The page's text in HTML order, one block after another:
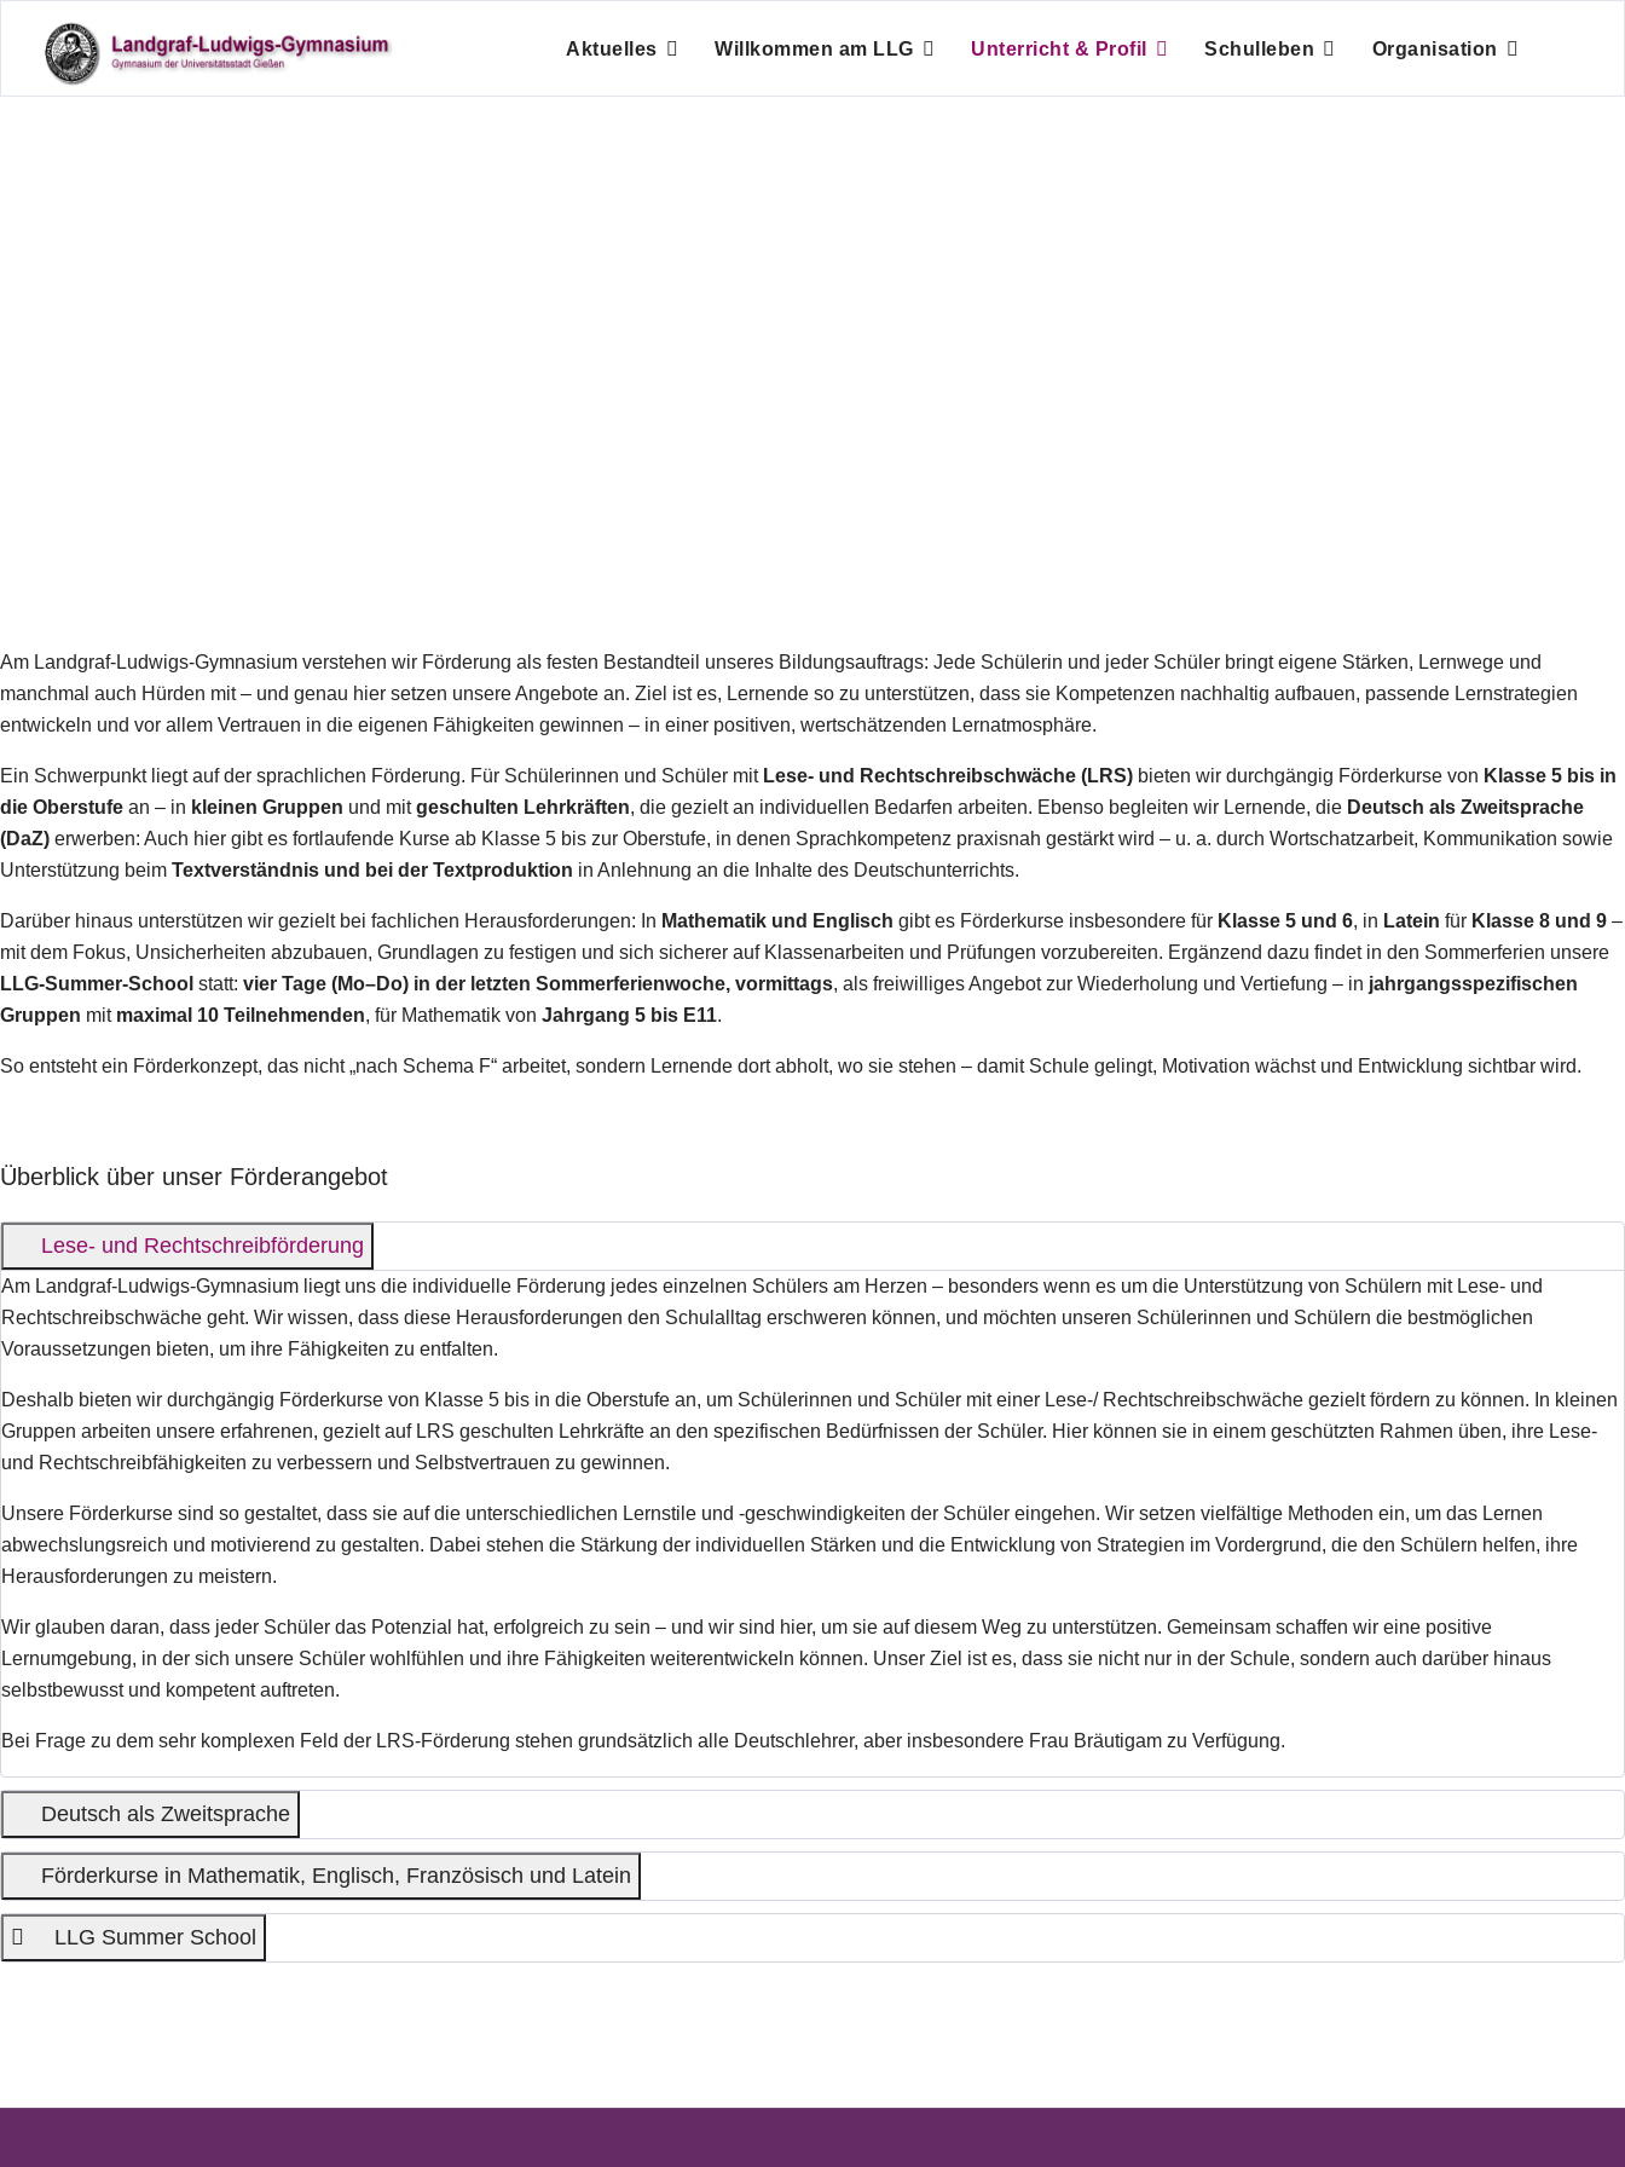
Aktuelles Willkommen am LLG Unterricht & Profil Schulleben Organisation
Am Landgraf-Ludwigs-Gymnasium verstehen wir Förderung als festen Bestandteil unseres Bildungsauftrags: Jede Schülerin und jeder Schüler bringt eigene Stärken, Lernwege und
manchmal auch Hürden mit – und genau hier setzen unsere Angebote an. Ziel ist es, Lernende so zu unterstützen, dass sie Kompetenzen nachhaltig aufbauen, passende Lernstrategien
entwickeln und vor allem Vertrauen in die eigenen Fähigkeiten gewinnen – in einer positiven, wertschätzenden Lernatmosphäre.
Ein Schwerpunkt liegt auf der sprachlichen Förderung. Für Schülerinnen und Schüler mit Lese- und Rechtschreibschwäche (LRS) bieten wir durchgängig Förderkurse von Klasse 5 bis in
die Oberstufe an – in kleinen Gruppen und mitgeschulten Lehrkräften, die gezielt an individuellen Bedarfen arbeiten. Ebenso begleiten wir Lernende, die Deutsch als Zweitsprache
(DaZ) erwerben: Auch hier gibt es fortlaufende Kurse ab Klasse 5 bis zur Oberstufe, in denen Sprachkompetenz praxisnah gestärkt wird – u. a. durch Wortschatzarbeit, Kommunikation sowie
Unterstützung beim Textverständnis und bei der Textproduktion in Anlehnung an die Inhalte des Deutschunterrichts.
Darüber hinaus unterstützen wir gezielt bei fachlichen Herausforderungen: In Mathematik und Englisch gibt es Förderkurse insbesondere für Klasse 5 und 6, in Latein für Klasse 8 und 9 –
mit dem Fokus, Unsicherheiten abzubauen, Grundlagen zu festigen und sich sicherer auf Klassenarbeiten und Prüfungen vorzubereiten. Ergänzend dazu findet in den Sommerferien unsere
LLG-Summer-School statt: vier Tage (Mo–Do) in der letzten Sommerferienwoche, vormittags, als freiwilliges Angebot zur Wiederholung und Vertiefung – in jahrgangsspezifischen
Gruppen mit maximal 10 Teilnehmenden, für Mathematik von Jahrgang 5 bis E11.
So entsteht ein Förderkonzept, das nicht „nach Schema F“ arbeitet, sondern Lernende dort abholt, wo sie stehen – damit Schule gelingt, Motivation wächst und Entwicklung sichtbar wird.
Überblick über unser Förderangebot
Lese- und Rechtschreibförderung
Am Landgraf-Ludwigs-Gymnasium liegt uns die individuelle Förderung jedes einzelnen Schülers am Herzen – besonders wenn es um die Unterstützung von Schülern mit Lese- und
Rechtschreibschwäche geht. Wir wissen, dass diese Herausforderungen den Schulalltag erschweren können, und möchten unseren Schülerinnen und Schülern die bestmöglichen
Voraussetzungen bieten, um ihre Fähigkeiten zu entfalten.
Deshalb bieten wir durchgängig Förderkurse von Klasse 5 bis in die Oberstufe an, um Schülerinnen und Schüler mit einer Lese-/ Rechtschreibschwäche gezielt fördern zu können. In kleinen
Gruppen arbeiten unsere erfahrenen, gezielt auf LRS geschulten Lehrkräfte an den spezifischen Bedürfnissen der Schüler. Hier können sie in einem geschützten Rahmen üben, ihre Lese-
und Rechtschreibfähigkeiten zu verbessern und Selbstvertrauen zu gewinnen.
Unsere Förderkurse sind so gestaltet, dass sie auf die unterschiedlichen Lernstile und -geschwindigkeiten der Schüler eingehen. Wir setzen vielfältige Methoden ein, um das Lernen
abwechslungsreich und motivierend zu gestalten. Dabei stehen die Stärkung der individuellen Stärken und die Entwicklung von Strategien im Vordergrund, die den Schülern helfen, ihre
Herausforderungen zu meistern.
Wir glauben daran, dass jeder Schüler das Potenzial hat, erfolgreich zu sein – und wir sind hier, um sie auf diesem Weg zu unterstützen. Gemeinsam schaffen wir eine positive
Lernumgebung, in der sich unsere Schüler wohlfühlen und ihre Fähigkeiten weiterentwickeln können. Unser Ziel ist es, dass sie nicht nur in der Schule, sondern auch darüber hinaus
selbstbewusst und kompetent auftreten.
Bei Frage zu dem sehr komplexen Feld der LRS-Förderung stehen grundsätzlich alle Deutschlehrer, aber insbesondere Frau Bräutigam zu Verfügung.
Deutsch als Zweitsprache
Förderkurse in Mathematik, Englisch, Französisch und Latein
LLG Summer School